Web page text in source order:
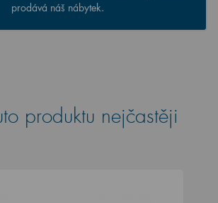
prodává náš nábytek.
produktu nejčastěji